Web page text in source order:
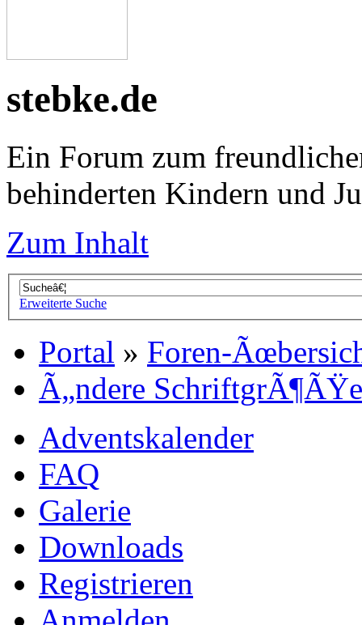
stebke.de
Ein Forum zum
behinderten Kindern und
Zum Inhalt
Erweiterte Suche
Portal » Foren-
Ã„ndere SchriftgrÃ¶ÃŸe
Adventskalender
FAQ
Galerie
Downloads
Registrieren